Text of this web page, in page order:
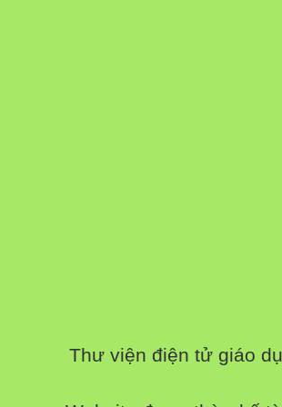
a) 61,4 × (15 : 0,25) – 2 024
= 3 684 – 2 024
Thư viện điện tử giáo